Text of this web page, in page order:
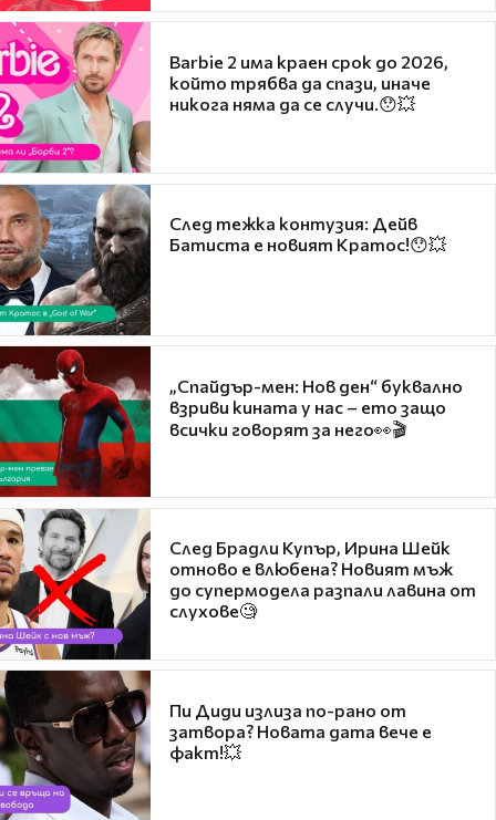
Barbie 2 има краен срок до 2026,
който трябва да спази, иначе
никога няма да се случи.😯💥
След тежка контузия: Дейв
Батиста е новият Кратос!😯💥
„Спайдър-мен: Нов ден“ буквално
взриви кината у нас – ето защо
всички говорят за него👀🎬
След Брадли Купър, Ирина Шейк
отново е влюбена? Новият мъж
до супермодела разпали лавина от
слухове🧐
Пи Диди излиза по-рано от
затвора? Новата дата вече е
факт!💥